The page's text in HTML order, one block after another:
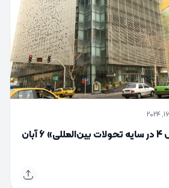
سمینار «مدیریت نسل 4 در سایه تحولات بین‌المللی» 6 آبان